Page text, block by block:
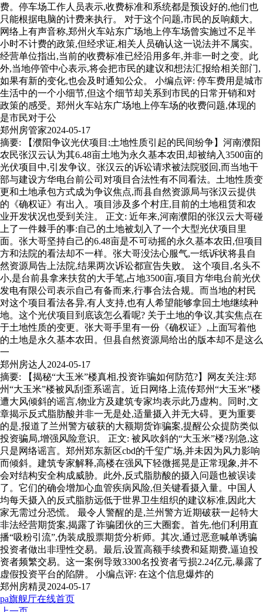
费。停车场工作人员表示,收费标准和系统都是预设好的,他们也
只能根据电脑的计费来执行。 对于这个问题,市民的反响颇大。
网络上有声音称,郑州火车站东广场地上停车场曾实施过不足半
小时不计费的政策,但经求证,相关人员确认这一说法并不属实。
经营单位指出,当前的收费标准已经沿用多年,并非一时之变。此
外,当地停管中心表示,将会把市民的建议和想法汇报给相关部门,
如果有新的变化,也会及时通知公众。 小编点评: 停车费用是城市
生活中的一个小细节,但这个细节却关系到市民的日常开销和对
政策的感受。郑州火车站东广场地上停车场的收费问题,体现的
是市民对于公
郑州房管家2024-05-17
摘要: 【濮阳争议光伏项目:土地性质引起的民间纷争】河南濮阳
农民张汉云认为其6.48亩土地为永久基本农田,却被纳入3500亩的
光伏项目中,引发争议。张汉云的诉讼请求被法院驳回,而当地干
部与建设方华电台前公司对项目合法性有不同看法。土地性质变
更和土地承包方式成为争议焦点,而县自然资源局与张汉云提供
的《确权证》有出入。项目涉及多个村庄,目前的土地租赁和农
业开发状况也受到关注。 正文: 近年来,河南濮阳的张汉云大哥碰
上了一件棘手的事:自己的土地被划入了一个大型光伏项目里
面。张大哥坚持自己的6.48亩是不可动摇的永久基本农田,但项目
方和法院的看法却不一样。张大哥没法心服气,一纸诉状将县自
然资源局告上法院,结果两次诉讼都宣告失败。 这个项目,名头不
小,是台前县拿来扶贫的大手笔,占地3500亩,项目方华电台前光伏
发电有限公司表示自己有备而来,行事合法合规。而当地的村民
对这个项目看法各异,有人支持,也有人希望能够拿回土地继续种
地。这个光伏项目到底该怎么看呢? 关于土地的争议,其实焦点在
于土地性质的变更。张大哥手里有一份《确权证》,上面写着他
的土地是永久基本农田。但县自然资源局给出的版本却不是这么
一
郑州房达人 2024-05-17
摘要: 【揭秘“大玉米”楼真相,投资诈骗如何防范?】网友关注:郑
州“大玉米”楼被风刮歪系谣言。近日网络上流传郑州“大玉米”楼
遭大风倾斜的谣言,物业方及建筑专家均表示此乃虚构。同时,文
章揭示反式脂肪酸并非一无是处,适量摄入并无大碍。更为重要
的是,报道了兰州警方破获的大额期货诈骗案,提醒公众提防类似
投资骗局,增强风险意识。 正文: 被风吹斜的“大玉米”楼?别急,这
只是网络谣言。郑州郑东新区cbd的千玺广场,并未因为风力影响
而倾斜。建筑专家解释,高楼在强风下轻微摇晃是正常现象,并不
会对结构安全构成威胁。此外,反式脂肪酸的摄入问题也被误读
了。它们的确会增加心血管疾病风险,但关键看摄入量。中国人
均每天摄入的反式脂肪远低于世界卫生组织的建议标准,因此大
家无需过分恐慌。 最令人警醒的是,兰州警方近期破获一起特大
非法经营期货案,揭露了诈骗团伙的三大圈套。首先,他们利用直
播“吸粉引流”,伪装成股票期货分析师。其次,通过恶意喊单诱骗
投资者做出非理性交易。最后,设置高额手续费和延期费,逼迫投
资者频繁交易。这一案例导致3300名投资者亏损2.24亿元,暴露了
虚假投资平台的陷阱。 小编点评: 在这个信息爆炸的
郑州房精灵 2024-05-17
pa旗舰厅在线首页